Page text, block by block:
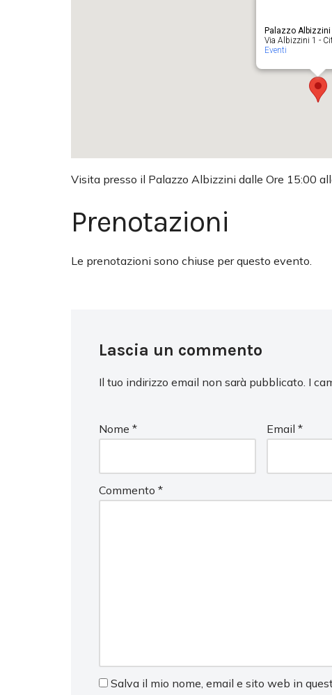
Palazzo Albizzini
Via Albizzini 1 -
Eventi
Visita presso il Palazzo Albizzini dalle Ore 15:00
Prenotazioni
Le prenotazioni sono chiuse per questo evento.
Lascia un commento
Il tuo indirizzo email non sarà pubblicato. I
Nome * Email*
Commento *
Salva il mio nome, email e sito web in